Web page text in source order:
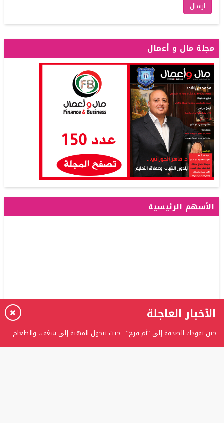
مجلة مال و أعمال
الأسهم الرئيسية
الأخبار العاجلة
حين تقودك الصدفة إلى “أم فرح”.. حيث تتحول المهنة إلى شغف، والطعام
إلى حكاية